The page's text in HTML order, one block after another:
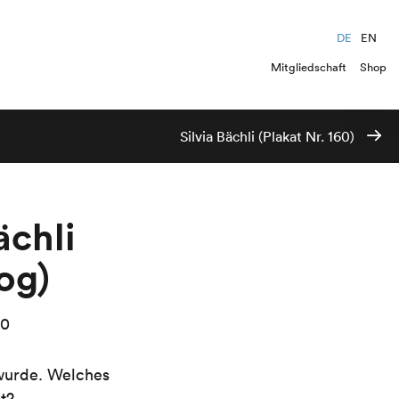
DE
EN
Mitgliedschaft
Shop
Silvia Bächli (Plakat Nr. 160)
Welches